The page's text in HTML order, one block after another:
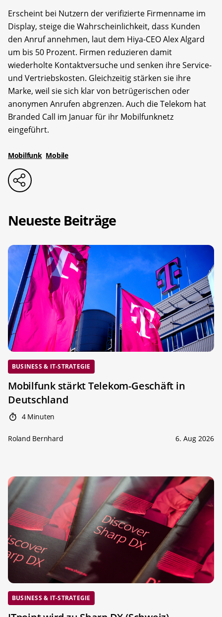
Erscheint bei Nutzern der verifizierte Firmenname im
Display, steige die Wahrscheinlichkeit, dass Kunden
den Anruf annehmen, laut dem Hiya-CEO Alex Algard
um bis 50 Prozent. Firmen reduzieren damit
wiederholte Kontaktversuche und senken ihre Service-
und Vertriebskosten. Gleichzeitig stärken sie ihre
Marke, weil sie sich klar von betrügerischen oder
anonymen Anrufen abgrenzen. Auch die Telekom hat
Branded Call im Januar für ihr Mobilfunknetz
eingeführt.
Mobilfunk Mobile
Neueste Beiträge
BUSINESS & IT-STRATEGIE
Mobilfunk stärkt Telekom-Geschäft in
Deutschland
4 Minuten
Roland Bernhard 6. Aug 2026
BUSINESS & IT-STRATEGIE